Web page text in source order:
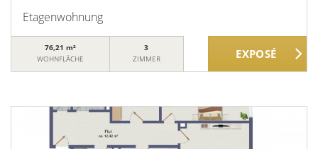
Etagenwohnung
76,21 m²
WOHNFLÄCHE
3
ZIMMER